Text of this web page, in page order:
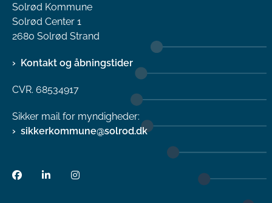
Solrød Kommune
Solrød Center 1
2680 Solrød Strand
Kontakt og åbningstider
CVR. 68534917
Sikker mail for myndigheder:
sikkerkommune@solrod.dk